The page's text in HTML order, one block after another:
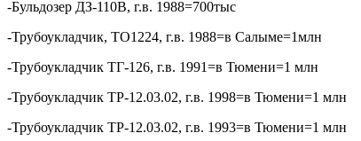
-Бульдозер ДЗ-110В, г.в. 1988=700тыс
-Трубоукладчик, ТО1224, г.в. 1988=в Салыме=1млн
-Трубоукладчик ТГ-126, г.в. 1991=в Тюмени=1 млн
-Трубоукладчик ТР-12.03.02, г.в. 1998=в Тюмени=1 млн
-Трубоукладчик ТР-12.03.02, г.в. 1993=в Тюмени=1 млн